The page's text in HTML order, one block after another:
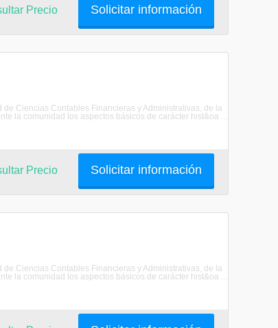
Solicitar información
Precio
Ciencias Contables Financieras y Administrativas, de la
la comunidad los aspectos básicos de carácter hist&oa ...
Solicitar información
Precio
Ciencias Contables Financieras y Administrativas, de la
la comunidad los aspectos básicos de carácter hist&oa ...